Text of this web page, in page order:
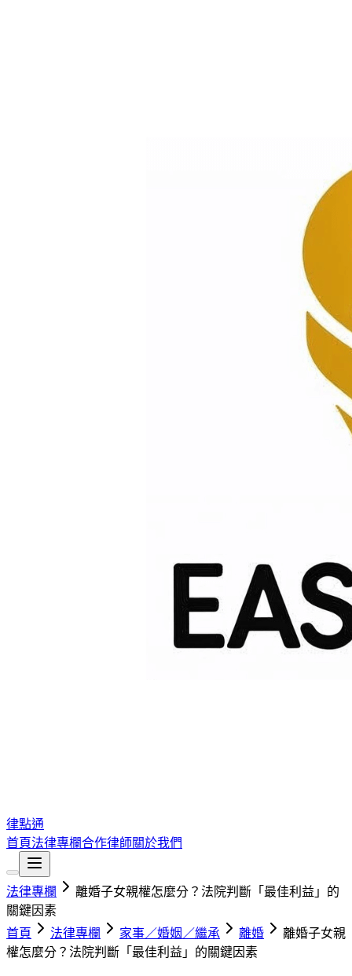
律點通
首頁法律專欄合作律師關於我們
法律專欄
離婚子女親權怎麼分？法院判斷「最佳利益」的
關鍵因素
首頁
法律專欄 家事／婚姻／繼承 離婚
離婚子女親
權怎麼分？法院判斷「最佳利益」的關鍵因素